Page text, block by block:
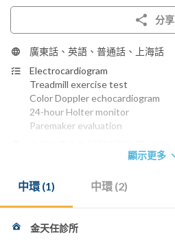
分享
廣東話、英語、普通話、上海話
Electrocardiogram
Treadmill exercise test
Color Doppler echocardiogram
24-hour Holter monitor
Paremaker evaluation
美國內科醫學委員會文憑 1977
香港內科醫學院院士 1990
養和醫院
顯示更多
中環 (1) 中環 (2)
金天任診所